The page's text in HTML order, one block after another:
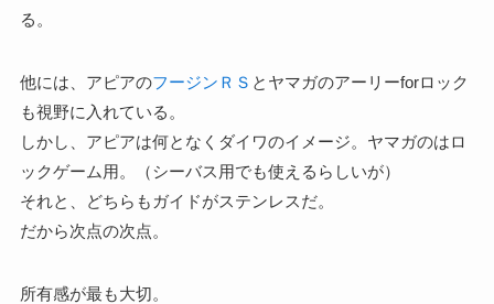
る。
他には、アピアのフージンＲＳ とヤマガのアーリーforロック
も視野に入れている。
しかし、アピアは何となくダイワのイメージ。ヤマガのはロ
ックゲーム用。（シーバス用でも使えるらしいが）
それと、どちらもガイドがステンレスだ。
だから次点の次点。
所有感が最も大切。